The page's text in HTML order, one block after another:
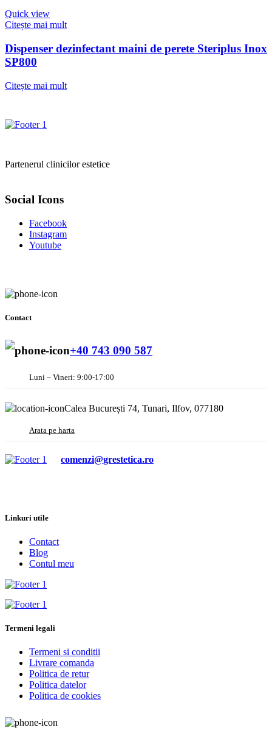
Quick view
Citește mai mult
Dispenser dezinfectant maini de perete Steriplus Inox
SP800
Citește mai mult
Partenerul clinicilor estetice
Social Icons
Facebook
Instagram
Youtube
Contact
+40 743 090 587
Luni – Vineri: 9:00-17:00
Calea București 74, Tunari, Ilfov, 077180
Arata pe harta
comenzi@grestetica.ro
Linkuri utile
Contact
Blog
Contul meu
Termeni legali
Termeni si conditii
Livrare comanda
Politica de retur
Politica datelor
Politica de cookies